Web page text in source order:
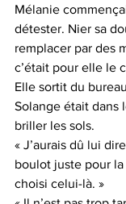
Mélanie
détester. Nier sa
remplacer par des
c’était pour elle le
Elle sortit du
Solange était dans
briller les sols.
« J’aurais dû lui
boulot juste pour la
choisi celui-là. »